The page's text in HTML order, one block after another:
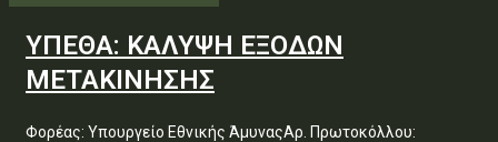
ΥΠΕΘΑ: ΚΑΛΥΨΗ ΕΞΟΔΩΝ
ΜΕΤΑΚΙΝΗΣΗΣ
Φορέας: Υπουργείο Εθνικής ΆμυναςΑρ. Πρωτοκόλλου: